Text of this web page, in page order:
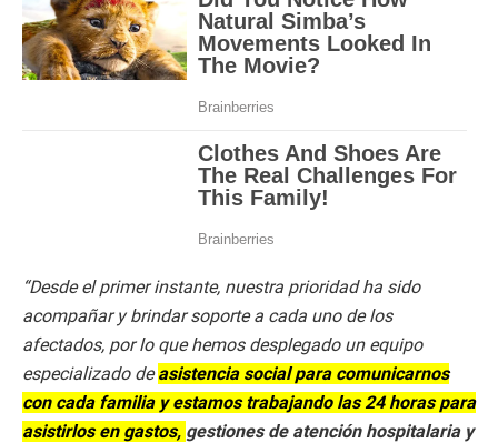
“Desde el primer instante, nuestra prioridad ha sido
acompañar y brindar soporte a cada uno de los
afectados, por lo que hemos desplegado un equipo
especializado deasistencia social para comunicarnos
con cada familia y estamos trabajando las 24 horas para
asistirlos en gastos, gestiones de atención hospitalaria y